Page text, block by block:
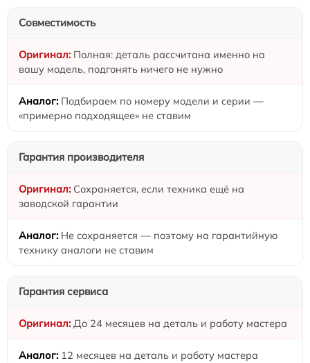
Совместимость
Полная: деталь рассчитана именно на
вашу модель, подгонять ничего не нужно
Подбираем по номеру модели и серии —
«примерно подходящее» не ставим
Гарантия производителя
Сохраняется, если техника ещё на
заводской гарантии
Не сохраняется — поэтому на гарантийную
технику аналоги не ставим
Гарантия сервиса
До 24 месяцев на деталь и работу мастера
12 месяцев на деталь и работу мастера